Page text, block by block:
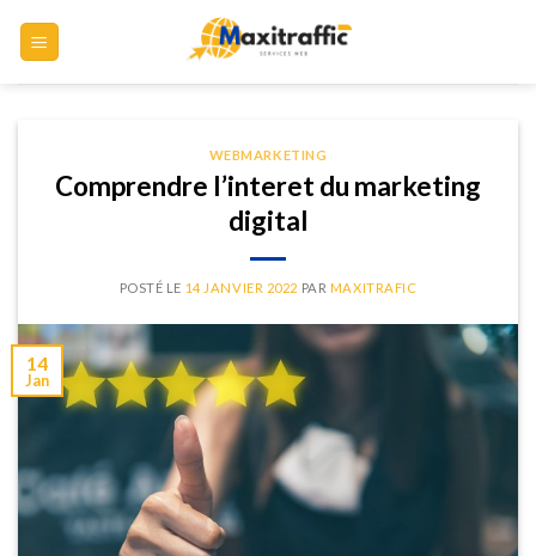
WEBMARKETING
Comprendre l’interet du marketing
digital
POSTÉ LE 14 JANVIER 2022 PAR MAXITRAFIC
14
Jan